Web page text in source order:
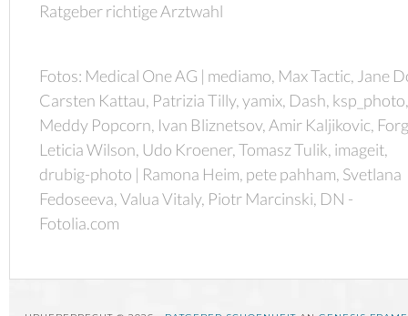
Ratgeber richtige Arztwahl
Fotos: Medical One AG | mediamo, Max Tactic, Jane
Carsten Kattau, Patrizia Tilly, yamix, Dash, ksp_photo,
Meddy Popcorn, Ivan Bliznetsov, Amir Kaljikovic,
Leticia Wilson, Udo Kroener, Tomasz Tulik, imageit,
drubig-photo | Ramona Heim, pete pahham, Svetlana
Fedoseeva, Valua Vitaly, Piotr Marcinski, DN -
Fotolia.com